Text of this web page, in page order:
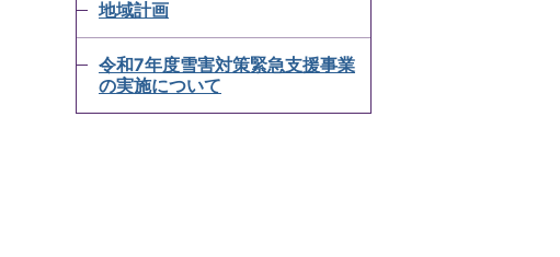
地域計画
令和7年度雪害対策緊急支援事業
の実施について